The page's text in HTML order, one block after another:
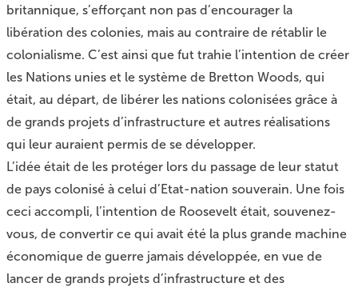
britannique, s’efforçant non pas d’encourager la
libération des colonies, mais au contraire de rétablir le
colonialisme. C’est ainsi que fut trahie l’intention de créer
les Nations unies et le système de Bretton Woods, qui
était, au départ, de libérer les nations colonisées grâce à
de grands projets d’infrastructure et autres réalisations
qui leur auraient permis de se développer.
L’idée était de les protéger lors du passage de leur statut
de pays colonisé à celui d’Etat-nation souverain. Une fois
ceci accompli, l’intention de Roosevelt était, souvenez-
vous, de convertir ce qui avait été la plus grande machine
économique de guerre jamais développée, en vue de
lancer de grands projets d’infrastructure et des